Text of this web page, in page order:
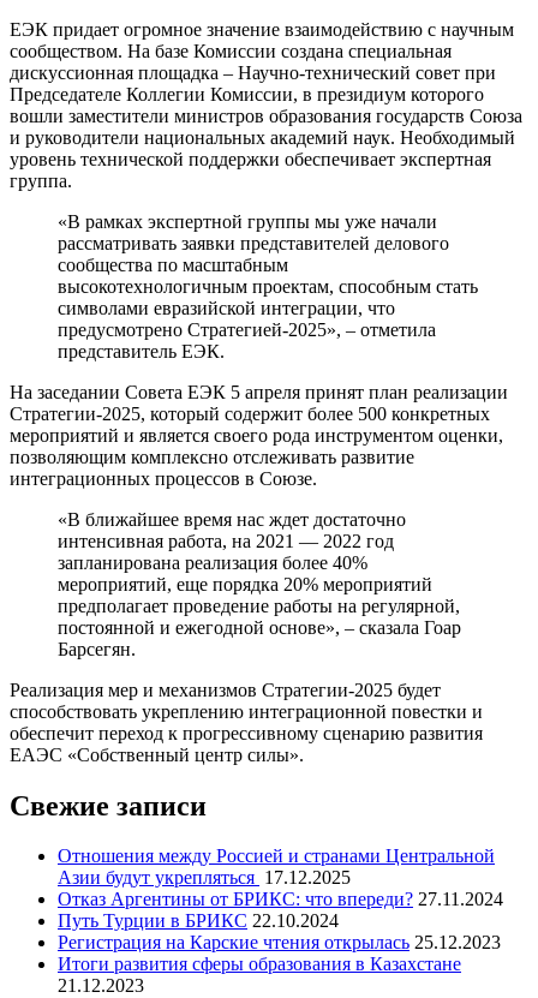
ЕЭК придает огромное значение взаимодействию с научным
сообществом. На базе Комиссии создана специальная
дискуссионная площадка – Научно-технический совет при
Председателе Коллегии Комиссии, в президиум которого
вошли заместители министров образования государств Союза
и руководители национальных академий наук. Необходимый
уровень технической поддержки обеспечивает экспертная
группа.
«В рамках экспертной группы мы уже начали
рассматривать заявки представителей делового
сообщества по масштабным
высокотехнологичным проектам, способным стать
символами евразийской интеграции, что
предусмотрено Стратегией-2025», – отметила
представитель ЕЭК.
На заседании Совета ЕЭК 5 апреля принят план реализации
Стратегии-2025, который содержит более 500 конкретных
мероприятий и является своего рода инструментом оценки,
позволяющим комплексно отслеживать развитие
интеграционных процессов в Союзе.
«В ближайшее время нас ждет достаточно
интенсивная работа, на 2021 — 2022 год
запланирована реализация более 40%
мероприятий, еще порядка 20% мероприятий
предполагает проведение работы на регулярной,
постоянной и ежегодной основе», – сказала Гоар
Барсегян.
Реализация мер и механизмов Стратегии-2025 будет
способствовать укреплению интеграционной повестки и
обеспечит переход к прогрессивному сценарию развития
ЕАЭС «Собственный центр силы».
Свежие записи
Отношения между Россией и странами Центральной
Азии будут укрепляться 17.12.2025
Отказ Аргентины от БРИКС: что впереди? 27.11.2024
Путь Турции в БРИКС 22.10.2024
Регистрация на Карские чтения открылась 25.12.2023
Итоги развития сферы образования в Казахстане
21.12.2023